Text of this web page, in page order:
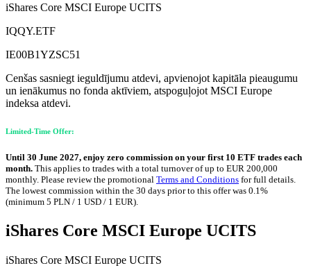
iShares Core MSCI Europe UCITS
IQQY.ETF
IE00B1YZSC51
Cenšas sasniegt ieguldījumu atdevi, apvienojot kapitāla pieaugumu
un ienākumus no fonda aktīviem, atspoguļojot MSCI Europe
indeksa atdevi.
Limited-Time Offer:
Until 30 June 2027, enjoy zero commission on your first 10 ETF trades each
month. This applies to trades with a total turnover of up to EUR 200,000
monthly. Please review the promotional Terms and Conditions for full details.
The lowest commission within the 30 days prior to this offer was 0.1%
(minimum 5 PLN / 1 USD / 1 EUR).
iShares Core MSCI Europe UCITS
iShares Core MSCI Europe UCITS